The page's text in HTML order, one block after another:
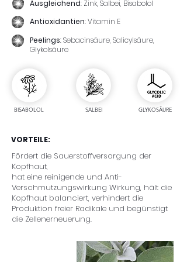
Ausgleichend: Zink, Salbei, Bisabolol
Antioxidantien: Vitamin E
Peelings: Sebacinsäure, Salicylsäure,
Glykolsäure
BISABOLOL SALBEI GLYKOSÄURE
VORTEILE:
Fördert die Sauerstoffversorgung der
Kopfhaut,
hat eine reinigende und Anti-
Verschmutzungswirkung Wirkung, hält die
Kopfhaut balanciert, verhindert die
Produktion freier Radikale und begünstigt
die Zellenerneuerung.